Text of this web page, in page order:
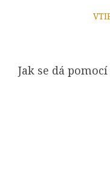
Jak se dá